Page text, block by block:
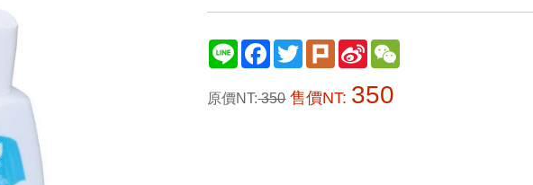
Line Facebook
TwitterPlurk Sina
Weibo
原價NT:350售價NT: 350